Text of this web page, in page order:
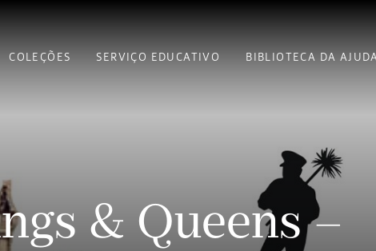
COLEÇÕES SERVIÇO EDUCATIVO BIBLIOTECA DA
& Queens –